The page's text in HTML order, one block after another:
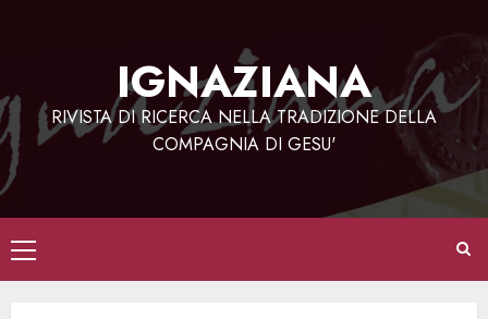
IGNAZIANA
RIVISTA DI RICERCA NELLA TRADIZIONE DELLA
COMPAGNIA DI GESU'
Menu
principale